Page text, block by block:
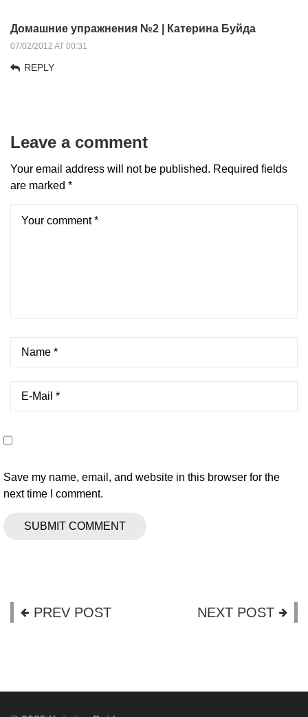
Домашние упражнения №2 | Катерина Буйда
07/02/2012 AT 00:31
REPLY
Leave a comment
Your email address will not be published. Required fields
are marked *
Save my name, email, and website in this browser for the
next time I comment.
PREV POST NEXT POST